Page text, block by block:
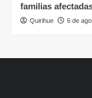
familias
Quirihue 6 de